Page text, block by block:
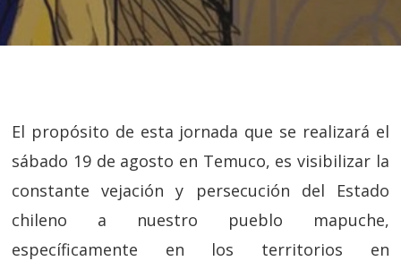
El propósito de esta jornada que se realizará el
sábado 19 de agosto en Temuco, es visibilizar la
constante vejación y persecución del Estado
chileno a nuestro pueblo mapuche,
específicamente en los territorios en